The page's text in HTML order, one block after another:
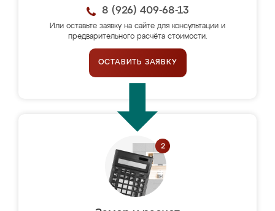
8 (926) 409-68-13
Или оставьте заявку на сайте для консультации и
предварительного расчёта стоимости.
ОСТАВИТЬ ЗАЯВКУ